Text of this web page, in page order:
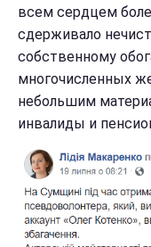
всем сердцем
сдерживало
собственному
многочисленных
небольшим
инвалиды и